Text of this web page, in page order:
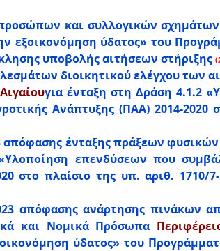
και συλλογικών σχημάτων
ύδατος» του
υποβολής αιτήσεων στήριξης
διοικητικού ελέγχου των
για ένταξη στη Δράση 4.1.2
Ανάπτυξης (ΠΑΑ) 2014-2020
απόφασης ένταξης πράξεων
επενδύσεων που
στο πλαίσιο της υπ. αριθ. 1710/
απόφασης ανάρτησης πινάκων
και Νομικά Πρόσωπα
ύδατος» του